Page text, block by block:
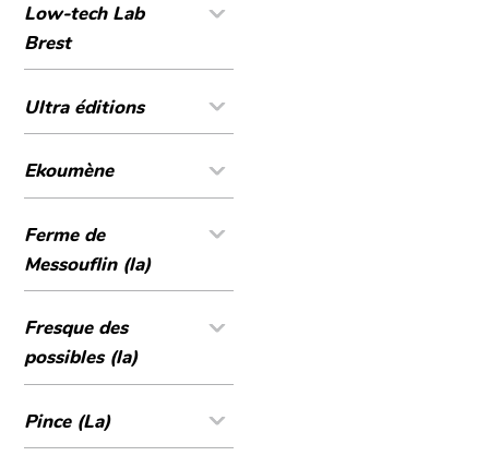
Low-tech Lab
Brest
Ultra éditions
Ekoumène
Ferme de
Messouflin (la)
Fresque des
possibles (la)
Pince (La)